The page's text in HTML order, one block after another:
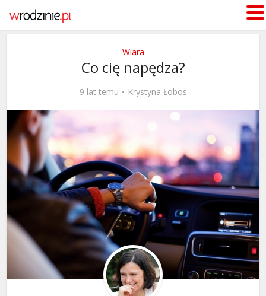
Wiara
Co cię napędza?
9 lat temu Krystyna Łobos